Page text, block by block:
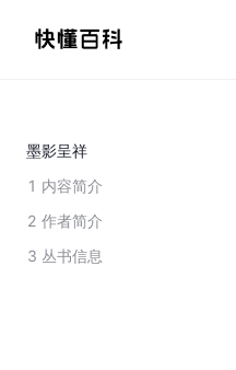
墨影呈祥
1 内容简介
2 作者简介
3 丛书信息